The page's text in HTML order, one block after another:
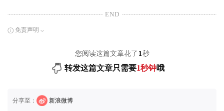
END
免责声明
您阅读这篇文章花了 1秒
转发这篇文章只需要1秒钟哦
分享至： 新浪微博